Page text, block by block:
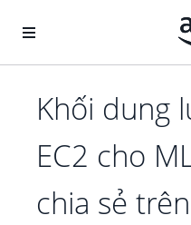
Khối dung
EC2 cho
chia sẻ